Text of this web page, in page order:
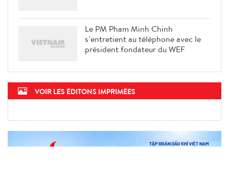
Le PM Pham Minh Chinh
s’entretient au téléphone avec le
président fondateur du WEF
VOIR LES ÉDITONS IMPRIMÉES